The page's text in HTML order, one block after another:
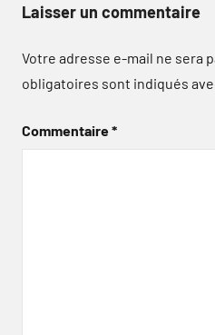
Laisser un commentaire
Votre adresse e-mail ne sera
obligatoires sont indiqués
Commentaire*